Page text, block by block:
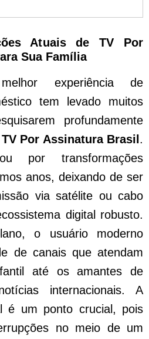
Atuais de TV Por
Sua Família
experiência de
tem levado muitos
profundamente
TV Por Assinatura Brasil .
por transformações
anos, deixando de ser
via satélite ou cabo
digital robusto.
o usuário moderno
de canais que atendam
até os amantes de
internacionais. A
é um ponto crucial, pois
no meio de um